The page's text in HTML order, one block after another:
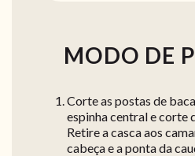
MODO DE
Corte as postas de
espinha central e corte
Retire a casca aos
cabeça e a ponta da